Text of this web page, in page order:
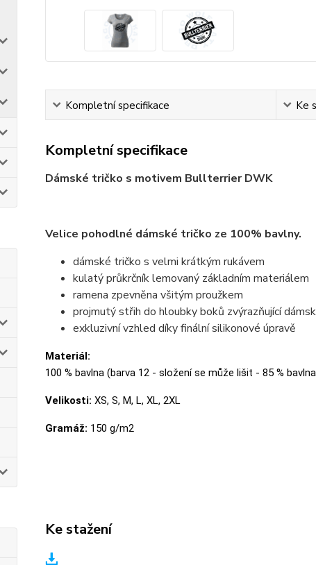
Kompletní specifikace Ke
Kompletní specifikace
Dámské tričko s motivem Bullterrier DWK
Velice pohodlné dámské tričko ze 100% bavlny.
dámské tričko s velmi krátkým rukávem
kulatý průkrčník lemovaný základním materiálem
ramena zpevněna všitým proužkem
projmutý střih do hloubky boků zvýrazňující
exkluzivní vzhled díky finální silikonové úpravě
Materiál:
100 % bavlna (barva 12 - složení se může lišit - 85 %
Velikosti: XS, S, M, L, XL, 2XL
Gramáž: 150 g/m2
Ke stažení